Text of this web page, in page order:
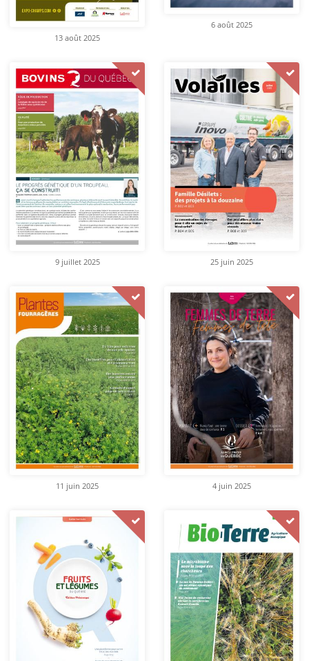
13 août 2025
6 août 2025
9 juillet 2025 25 juin 2025
11 juin 2025 4 juin 2025